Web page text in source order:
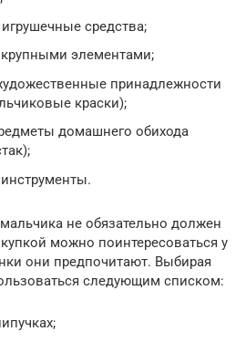
средства;
крупными элементами;
принадлежности
краски);
домашнего обихода
не обязательно должен
можно поинтересоваться у
они предпочитают. Выбирая
следующим списком: